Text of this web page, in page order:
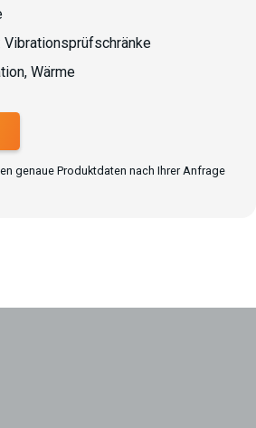
Vibrationsprüfschränke
, Wärme
genaue Produktdaten nach Ihrer Anfrage